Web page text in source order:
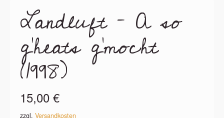
Landluft – A so
g’heats g’mocht
(1998)
15,00 €
zzgl. Versandkosten